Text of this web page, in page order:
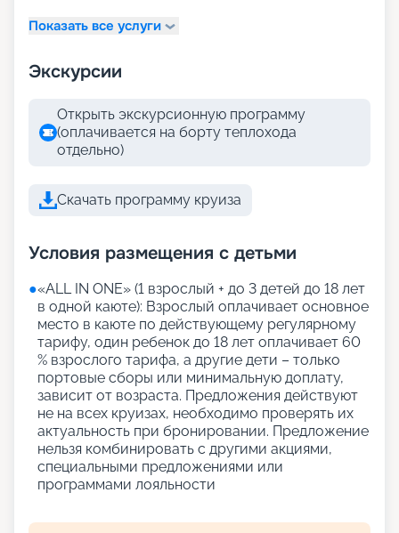
Показать все услуги
Экскурсии
Открыть экскурсионную программу
(оплачивается на борту теплохода
отдельно)
Скачать программу круиза
Условия размещения с детьми
●«АLL IN ONE» (1 взрослый + до 3 детей до 18 лет
в одной каюте): Взрослый оплачивает основное
место в каюте по действующему регулярному
тарифу, один ребенок до 18 лет оплачивает 60
% взрослого тарифа, а другие дети – только
портовые сборы или минимальную доплату,
зависит от возраста. Предложения действуют
не на всех круизах, необходимо проверять их
актуальность при бронировании. Предложение
нельзя комбинировать с другими акциями,
специальными предложениями или
программами лояльности